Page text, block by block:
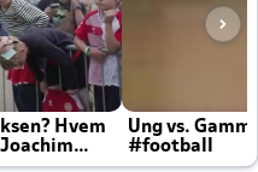
Hvem
Ung vs.
#football